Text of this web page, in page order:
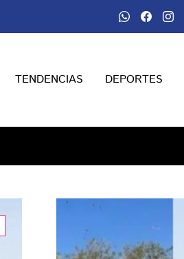
TENDENCIAS DEPORTES